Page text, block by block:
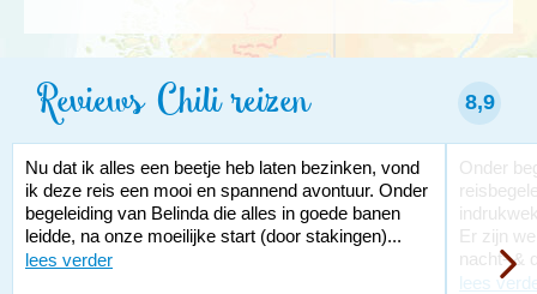
Reviews Chili reizen 8,9
Nu dat ik alles een beetje heb laten bezinken, vond
ik deze reis een mooi en spannend avontuur. Onder
begeleiding van Belinda die alles in goede banen
leidde, na onze moeilijke start (door stakingen)...
lees verder
Onder
Er zijn
nacht- &
lees